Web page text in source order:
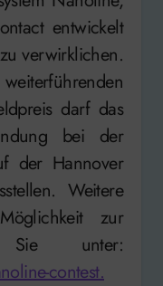
entwickelt
verwirklichen.
darf das
bei der
der Hannover
Weitere
zur
Sie unter:
contest.